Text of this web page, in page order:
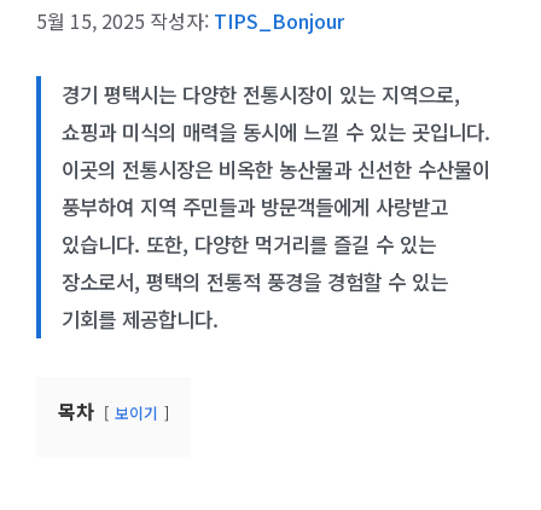
5월 15, 2025 작성자: TIPS_Bonjour
경기 평택시는 다양한 전통시장이 있는 지역으로,
쇼핑과 미식의 매력을 동시에 느낄 수 있는 곳입니다.
이곳의 전통시장은 비옥한 농산물과 신선한 수산물이
풍부하여 지역 주민들과 방문객들에게 사랑받고
있습니다. 또한, 다양한 먹거리를 즐길 수 있는
장소로서, 평택의 전통적 풍경을 경험할 수 있는
기회를 제공합니다.
목차 보이기